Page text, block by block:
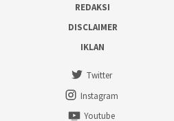
REDAKSI
DISCLAIMER
IKLAN
Twitter
Instagram
Youtube